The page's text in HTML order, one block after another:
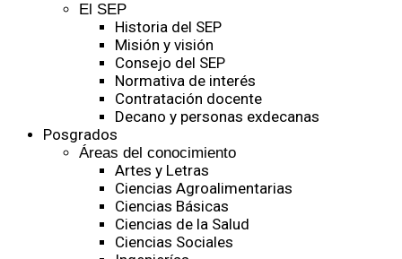
El SEP
Historia del SEP
Misión y visión
Consejo del SEP
Normativa de interés
Contratación docente
Decano y personas exdecanas
Posgrados
Áreas del conocimiento
Artes y Letras
Ciencias Agroalimentarias
Ciencias Básicas
Ciencias de la Salud
Ciencias Sociales